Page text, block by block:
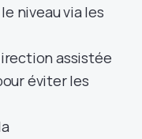
niveau via les
assistée
éviter les